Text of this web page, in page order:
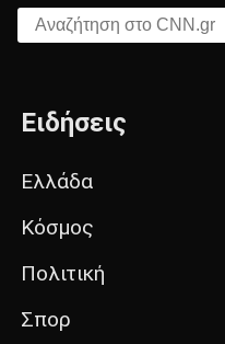
Αναζήτηση στο CNN.gr
Ειδήσεις
Ελλάδα
Κόσμος
Πολιτική
Σπορ